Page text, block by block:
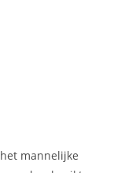
mannelijke